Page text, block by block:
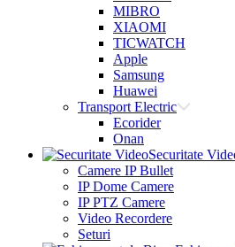
MIBRO
XIAOMI
TICWATCH
Apple
Samsung
Huawei
Transport Electric
Ecorider
Onan
Securitate
Camere IP Bullet
IP Dome Camere
IP PTZ Camere
Video Recordere
Seturi